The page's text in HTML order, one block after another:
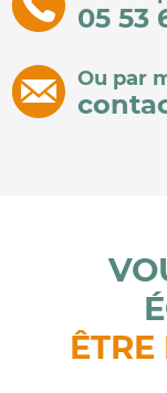
05 53
Ou par